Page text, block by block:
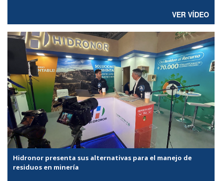
VER VÍDEO
Hidronor presenta sus alternativas para el manejo de
residuos en minería